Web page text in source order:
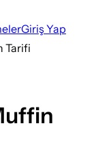
Giriş Yap
Tarifi